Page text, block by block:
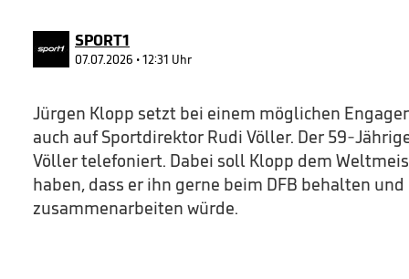
SPORT1
07.07.2026 • 12:31 Uhr
Jürgen Klopp setzt bei einem möglichen
auch auf Sportdirektor Rudi Völler. Der 59-
Völler telefoniert. Dabei soll Klopp dem
haben, dass er ihn gerne beim DFB behalten
zusammenarbeiten würde.